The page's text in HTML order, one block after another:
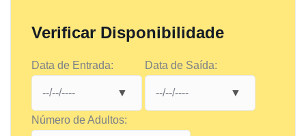
Verificar Disponibilidade
Data de Entrada: Data de Saída:
Número de Adultos: